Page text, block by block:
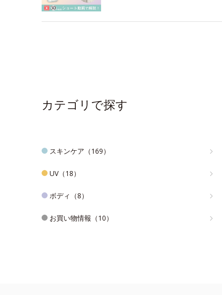
カテゴリで探す
スキンケア（169）
UV（18）
ボディ（8）
お買い物情報（10）